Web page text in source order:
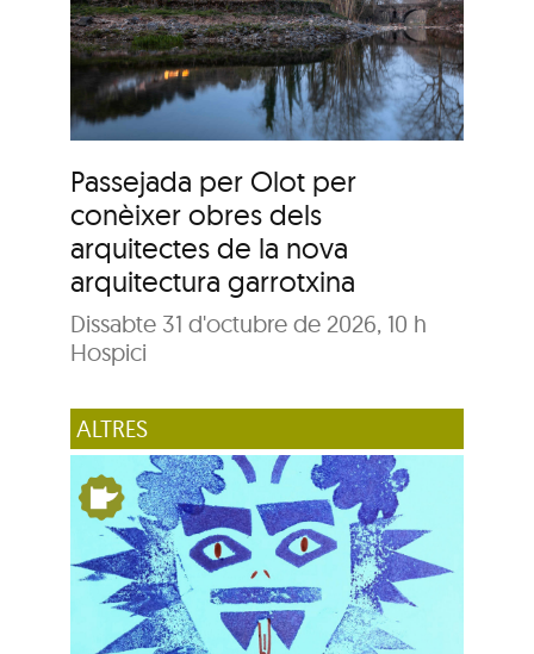
Passejada per Olot per
conèixer obres dels
arquitectes de la nova
arquitectura garrotxina
Dissabte 31 d'octubre de 2026, 10 h
Hospici
ALTRES